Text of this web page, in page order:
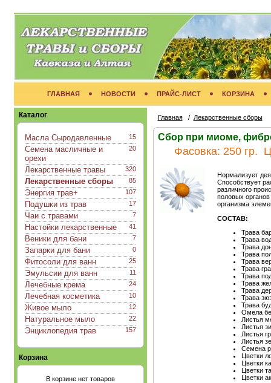
ГЛАВНАЯ НОВОСТИ ПРАЙС-ЛИСТ КОРЗИНА
Каталог
15
Масла Сыродавленные
20
Семена масличные и
орехи
320
Лекарственные травы
85
Лекарственные сборы
107
Энергия трав+
17
Подушки из трав
7
Чаи с травами
41
Настойки лекарственные
7
Веники для бани
0
Запарки для бани
25
Фитосоли для ванн
11
Эмульсии для ванн
24
Лечебные крема
10
Лечебная косметика
12
Живое мыло
22
Натуральное мыло
157
Энциклопедия трав
Корзина
В корзине нет товаров
Главная/ Лекарственные сборы
Сбор при миоме,
Фасовка: 250 гр.
Нормализует
Способствует
различного
половых
организма
СОСТАВ:
Трава
Трава
Трава
Трава
Трава
Трава
Трава
Трава
Трава
Трава
Трава
Омела
Листья
Листья
Листья
Листья
Семена
Цветки
Цветки
Цветки
Цветки